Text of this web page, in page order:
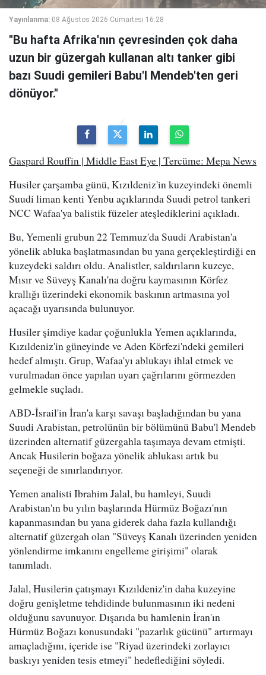
Yayınlanma: 08 Ağustos 2026 Cumartesi 16:28
"Bu hafta Afrika'nın çevresinden çok daha
uzun bir güzergah kullanan altı tanker gibi
bazı Suudi gemileri Babu'l Mendeb'ten geri
dönüyor."
Gaspard Rouffin | Middle East Eye | Tercüme: Mepa News
Husiler çarşamba günü, Kızıldeniz'in kuzeyindeki önemli
Suudi liman kenti Yenbu açıklarında Suudi petrol tankeri
NCC Wafaa'ya balistik füzeler ateşlediklerini açıkladı.
Bu, Yemenli grubun 22 Temmuz'da Suudi Arabistan'a
yönelik abluka başlatmasından bu yana gerçekleştirdiği en
kuzeydeki saldırı oldu. Analistler, saldırıların kuzeye,
Mısır ve Süveyş Kanalı'na doğru kaymasının Körfez
krallığı üzerindeki ekonomik baskının artmasına yol
açacağı uyarısında bulunuyor.
Husiler şimdiye kadar çoğunlukla Yemen açıklarında,
Kızıldeniz'in güneyinde ve Aden Körfezi'ndeki gemileri
hedef almıştı. Grup, Wafaa'yı ablukayı ihlal etmek ve
vurulmadan önce yapılan uyarı çağrılarını görmezden
gelmekle suçladı.
ABD-İsrail'in İran'a karşı savaşı başladığından bu yana
Suudi Arabistan, petrolünün bir bölümünü Babu'l Mendeb
üzerinden alternatif güzergahla taşımaya devam etmişti.
Ancak Husilerin boğaza yönelik ablukası artık bu
seçeneği de sınırlandırıyor.
Yemen analisti Ibrahim Jalal, bu hamleyi, Suudi
Arabistan'ın bu yılın başlarında Hürmüz Boğazı'nın
kapanmasından bu yana giderek daha fazla kullandığı
alternatif güzergah olan "Süveyş Kanalı üzerinden yeniden
yönlendirme imkanını engelleme girişimi" olarak
tanımladı.
Jalal, Husilerin çatışmayı Kızıldeniz'in daha kuzeyine
doğru genişletme tehdidinde bulunmasının iki nedeni
olduğunu savunuyor. Dışarıda bu hamlenin İran'ın
Hürmüz Boğazı konusundaki "pazarlık gücünü" artırmayı
amaçladığını, içeride ise "Riyad üzerindeki zorlayıcı
baskıyı yeniden tesis etmeyi" hedeflediğini söyledi.